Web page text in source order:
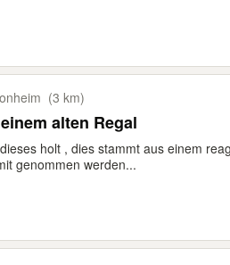
(3 km)
alten Regal
holt , dies stammt aus einem
genommen werden...